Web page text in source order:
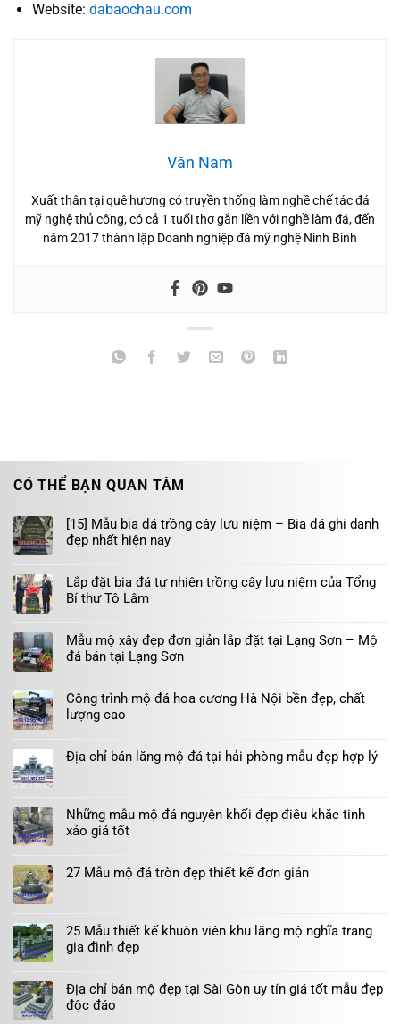
Website: dabaochau.com
Văn Nam
Xuất thân tại quê hương có truyền thống làm nghề chế tác đá
mỹ nghệ thủ công, có cả 1 tuổi thơ gắn liền với nghề làm đá, đến
năm 2017 thành lập Doanh nghiệp đá mỹ nghệ Ninh Bình
CÓ THỂ BẠN QUAN TÂM
[15] Mẫu bia đá trồng cây lưu niệm – Bia đá ghi danh
đẹp nhất hiện nay
Lắp đặt bia đá tự nhiên trồng cây lưu niệm của Tổng
Bí thư Tô Lâm
Mẫu mộ xây đẹp đơn giản lắp đặt tại Lạng Sơn – Mộ
đá bán tại Lạng Sơn
Công trình mộ đá hoa cương Hà Nội bền đẹp, chất
lượng cao
Địa chỉ bán lăng mộ đá tại hải phòng mẫu đẹp hợp lý
Những mẫu mộ đá nguyên khối đẹp điêu khắc tinh
xảo giá tốt
27 Mẫu mộ đá tròn đẹp thiết kế đơn giản
25 Mẫu thiết kế khuôn viên khu lăng mộ nghĩa trang
gia đình đẹp
Địa chỉ bán mộ đẹp tại Sài Gòn uy tín giá tốt mẫu đẹp
độc đáo